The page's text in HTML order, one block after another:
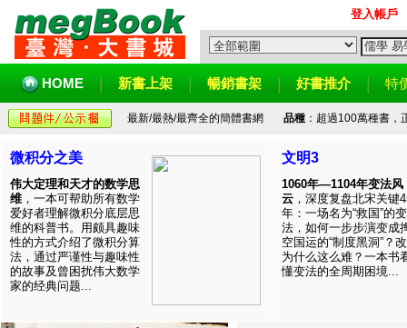
登入帳戶
HOME 新書上架 暢銷書架 好書推介 特
最新/最熱/最齊全的簡體書網 品種：超過100萬種書，
微积分之美
伟大定理和天才的数学思
维 ，一本可帮助所有数学
爱好者理解微积分底层思
维的科普书。用颇具趣味
性的方式介绍了微积分算
法，通过严谨性与趣味性
的故事及曾困扰伟大数学
家的经典问题...
文明3
1060年—1104年变法风
云 ，深度复盘北宋关键
年：一场名为“救国”的变
法，如何一步步演变成
空国运的“制度黑洞”？
为什么这么难？一本书
懂变法的全周期困境...